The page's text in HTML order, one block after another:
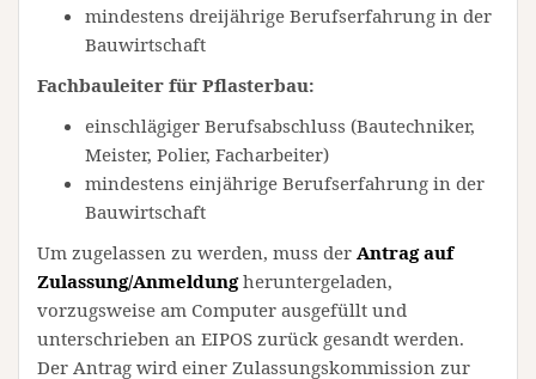
mindestens dreijährige Berufserfahrung in der
Bauwirtschaft
Fachbauleiter für Pflasterbau:
einschlägiger Berufsabschluss (Bautechniker,
Meister, Polier, Facharbeiter)
mindestens einjährige Berufserfahrung in der
Bauwirtschaft
Um zugelassen zu werden, muss der Antrag auf
Zulassung/Anmeldungheruntergeladen,
vorzugsweise am Computer ausgefüllt und
unterschrieben an EIPOS zurück gesandt werden.
Der Antrag wird einer Zulassungskommission zur